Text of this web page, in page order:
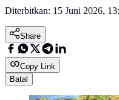
Diterbitkan: 15 Juni 2026,
Share
Copy Link
Batal